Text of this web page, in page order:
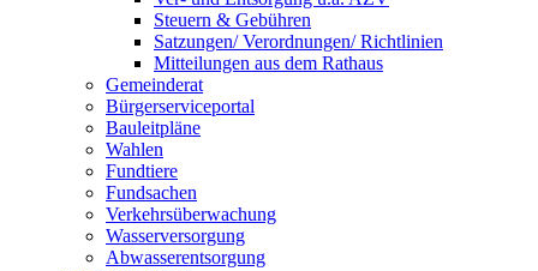
Steuern & Gebühren
Satzungen/ Verordnungen/ Richtlinien
Mitteilungen aus dem Rathaus
Gemeinderat
Bürgerserviceportal
Bauleitpläne
Wahlen
Fundtiere
Fundsachen
Verkehrsüberwachung
Wasserversorgung
Abwasserentsorgung